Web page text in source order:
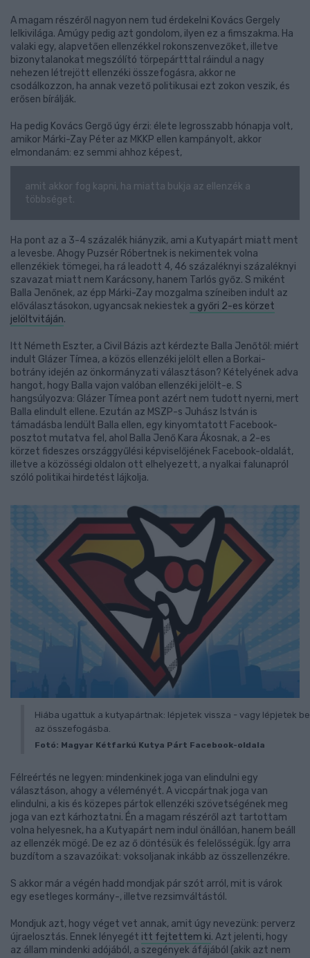
A magam részéről nagyon nem tud érdekelni Kovács Gergely
lelkivilága. Amúgy pedig azt gondolom, ilyen ez a fimszakma. Ha
valaki egy, alapvetően ellenzékkel rokonszenvezőket, illetve
bizonytalanokat megszólító törpepártttal ráindul a nagy
nehezen létrejött ellenzéki összefogásra, akkor ne
csodálkozzon, ha annak vezető politikusai ezt zokon veszik, és
erősen bírálják.
Ha pedig Kovács Gergő úgy érzi: élete legrosszabb hónapja volt,
amikor Márki-Zay Péter az MKKP ellen kampányolt, akkor
elmondanám: ez semmi ahhoz képest,
amit akkor fog kapni, ha miatta bukja az ellenzék a
többséget.
Ha pont az a 3-4 százalék hiányzik, ami a Kutyapárt miatt ment
a levesbe. Ahogy Puzsér Róbertnek is nekimentek volna
ellenzékiek tömegei, ha rá leadott 4, 46 százaléknyi százaléknyi
szavazat miatt nem Karácsony, hanem Tarlós győz. S miként
Balla Jenőnek, az épp Márki-Zay mozgalma színeiben indult az
előválasztásokon, ugyancsak nekiestek a győri 2-es körzet
jelöltvitáján.
Itt Németh Eszter, a Civil Bázis azt kérdezte Balla Jenőtől: miért
indult Glázer Tímea, a közös ellenzéki jelölt ellen a Borkai-
botrány idején az önkormányzati választáson? Kételyének adva
hangot, hogy Balla vajon valóban ellenzéki jelölt-e. S
hangsúlyozva: Glázer Tímea pont azért nem tudott nyerni, mert
Balla elindult ellene. Ezután az MSZP-s Juhász István is
támadásba lendült Balla ellen, egy kinyomtatott Facebook-
posztot mutatva fel, ahol Balla Jenő Kara Ákosnak, a 2-es
körzet fideszes országgyűlési képviselőjének Facebook-oldalát,
illetve a közösségi oldalon ott elhelyezett, a nyalkai falunapról
szóló politikai hirdetést lájkolja.
Hiába ugattuk a kutyapártnak: lépjetek vissza - vagy lépjetek be
az összefogásba.
Fotó: Magyar Kétfarkú Kutya Párt Facebook-oldala
Félreértés ne legyen: mindenkinek joga van elindulni egy
választáson, ahogy a véleményét. A viccpártnak joga van
elindulni, a kis és közepes pártok ellenzéki szövetségének meg
joga van ezt kárhoztatni. Én a magam részéről azt tartottam
volna helyesnek, ha a Kutyapárt nem indul önállóan, hanem beáll
az ellenzék mögé. De ez az ő döntésük és felelősségük. Így arra
buzdítom a szavazóikat: voksoljanak inkább az összellenzékre.
S akkor már a végén hadd mondjak pár szót arról, mit is várok
egy esetleges kormány-, illetve rezsimváltástól.
Mondjuk azt, hogy véget vet annak, amit úgy nevezünk: perverz
újraelosztás. Ennek lényegét itt fejtettem ki. Azt jelenti, hogy
az állam mindenki adójából, a szegények áfájából (akik azt nem